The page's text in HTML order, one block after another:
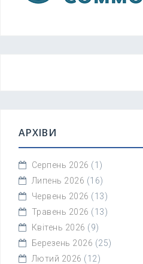
АРХІВИ
Серпень 2026 (1)
Липень 2026 (16)
Червень 2026 (13)
Травень 2026 (13)
Квітень 2026 (9)
Березень 2026 (25)
Лютий 2026 (12)